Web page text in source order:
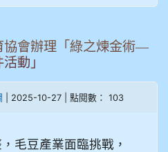
協會辦理「綠之煉金術—
動」
| 2025-10-27 | 點閱數： 103
毛豆產業面臨挑戰，